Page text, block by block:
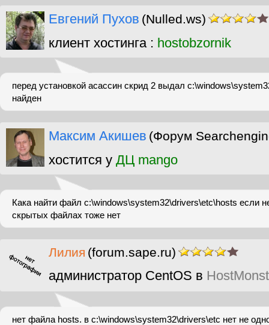
Евгений Пухов (Nulled.ws)
клиент хостинга : hostobzornik
перед установкой асассин скрид 2 выдал
найден
Максим Акишев (Форум
хостится у ДЦ mango
Кака найти файл c:\windows\system32\drivers\etc\hosts если
скрытых файлах тоже нет
Лилия (forum.sape.ru)
администратор CentOS в
нет файла hosts. в c:\windows\system32\drivers\etc нет не